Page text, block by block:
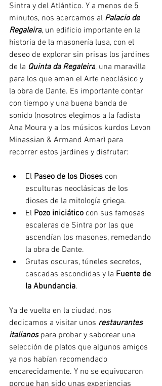
Sintra y del Atlántico. Y a menos de 5
minutos, nos acercamos al Palacio de
Regaleira, un edificio importante en la
historia de la masonería lusa, con el
deseo de explorar sin prisas los jardines
de la Quinta da Regaleira, una maravilla
para los que aman el Arte neoclásico y
la obra de Dante. Es importante contar
con tiempo y una buena banda de
sonido (nosotros elegimos a la fadista
Ana Moura y a los músicos kurdos Levon
Minassian & Armand Amar) para
recorrer estos jardines y disfrutar:
El Paseo de los Dioses con
esculturas neoclásicas de los
dioses de la mitología griega.
El Pozo iniciático con sus famosas
escaleras de Sintra por las que
ascendían los masones, remedando
la obra de Dante.
Grutas oscuras, túneles secretos,
cascadas escondidas y la Fuente de
la Abundancia.
Ya de vuelta en la ciudad, nos
dedicamos a visitar unos restaurantes
italianos para probar y saborear una
selección de platos que algunos amigos
ya nos habían recomendado
encarecidamente. Y no se equivocaron
porque han sido unas experiencias